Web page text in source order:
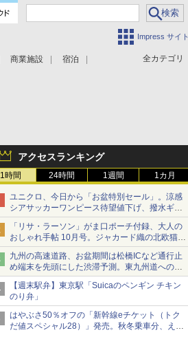
Impress サイト
全カテゴリ
商業施設 宿泊
アクセスランキング
1時間 24時間 1週間 1カ月
ユニクロ、今日から「お盆特別セール」。涼感
シアサッカーワンピース待望値下げ、撥水ギア
ショーツは1990円に
「リサ・ラーソン」がま口ポーチ付録、大人の
おしゃれ手帖 10月号。ジャカード織の北欧猫デ
ザイン
九州の高速道路、お盆期間は松橋ICなど通行止
め端末を先頭にした渋滞予測。東九州道への迂
回は料金調整を実施
【週末駅弁】東京駅「Suicaのペンギン チキン
のり弁」
はやぶさ50％オフの「新幹線eチケット（トク
だ値スペシャル28）」発売。秋冬乗車分、えき